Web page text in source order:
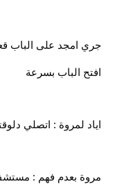
جري امجد على الباب
افتح الباب بسرعة
اياد لمروة : اتصلي
مروة بعدم فهم :